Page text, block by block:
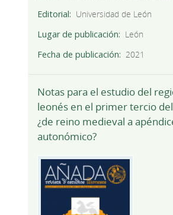
Editorial
Universidad de León
Lugar de publicación
León
Fecha de publicación
2021
Notas para el estudio del
leonés en el primer tercio del
¿de reino medieval a
autonómico?